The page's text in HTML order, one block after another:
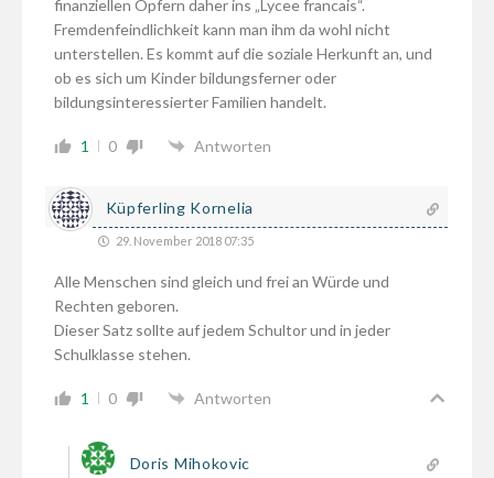
finanziellen Opfern daher ins „Lycee francais“.
Fremdenfeindlichkeit kann man ihm da wohl nicht
unterstellen. Es kommt auf die soziale Herkunft an, und
ob es sich um Kinder bildungsferner oder
bildungsinteressierter Familien handelt.
1 0 Antworten
Küpferling Kornelia
29. November 2018 07:35
Alle Menschen sind gleich und frei an Würde und
Rechten geboren.
Dieser Satz sollte auf jedem Schultor und in jeder
Schulklasse stehen.
1 0 Antworten
Doris Mihokovic